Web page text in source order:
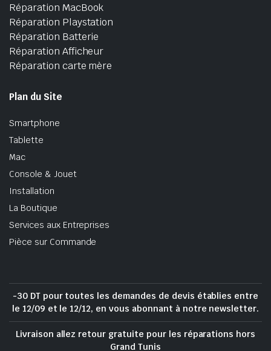
Réparation MacBook
Réparation Playstation
Réparation Batterie
Réparation Afficheur
Réparation carte mère
Plan du Site
Smartphone
Tablette
Mac
Console & Jouet
Installation
La Boutique
Services aux Entreprises
Pièce sur Commande
-30 DT pour toutes les demandes de devis établies entre
le 12/09 et le 12/12, en vous abonnant à notre newsletter.
Livraison allez retour gratuite pour les réparations hors
Grand Tunis